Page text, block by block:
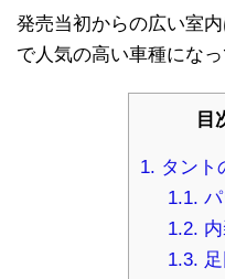
発売当初からの広い室
で人気の高い車種になっ
目
1. タント
1.1.
1.2.
1.3.